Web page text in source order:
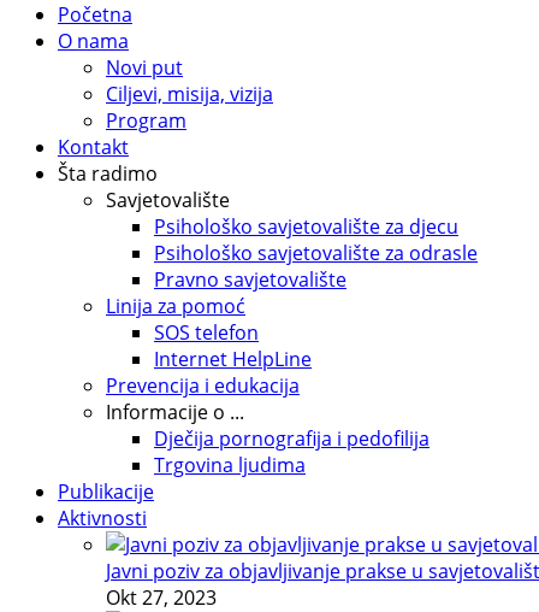
Početna
O nama
Novi put
Ciljevi, misija, vizija
Program
Kontakt
Šta radimo
Savjetovalište
Psihološko savjetovalište za djecu
Psihološko savjetovalište za odrasle
Pravno savjetovalište
Linija za pomoć
SOS telefon
Internet HelpLine
Prevencija i edukacija
Informacije o ...
Dječija pornografija i pedofilija
Trgovina ljudima
Publikacije
Aktivnosti
Javni poziv za objavljivanje prakse u
Okt 27, 2023